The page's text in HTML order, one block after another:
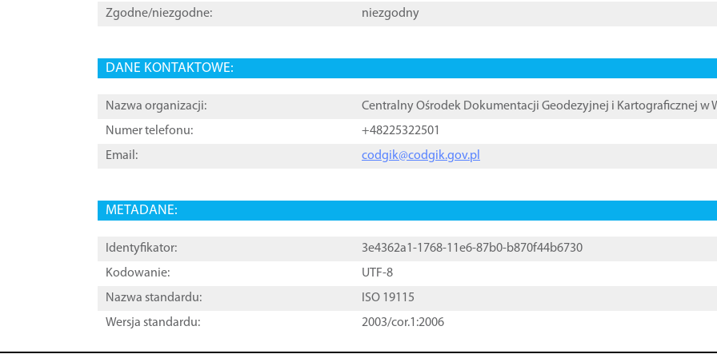
Zgodne/niezgodne:
niezgodny
DANE KONTAKTOWE:
Nazwa organizacji:
Centralny Ośrodek Dokumentacji Geodezyjnej i Kartograficznej w
Numer telefonu:
+48225322501
Email:
codgik@codgik.gov.pl
METADANE:
Identyfikator:
3e4362a1-1768-11e6-87b0-b870f44b6730
Kodowanie:
UTF-8
Nazwa standardu:
ISO 19115
Wersja standardu:
2003/cor.1:2006